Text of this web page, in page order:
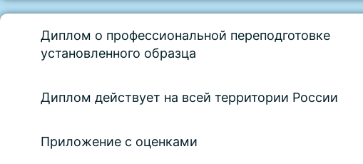
Диплом о профессиональной переподготовке
установленного образца
Диплом действует на всей территории России
Приложение с оценками